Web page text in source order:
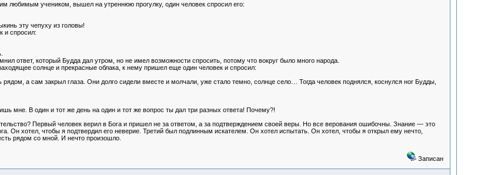
любимым учеником, вышел на утреннюю прогулку, один человек спросил его:
эту чепуху из головы!
и спросил:
ответ, который Будда дал утром, но не имел возможности спросить, потому что вокруг было много народа.
солнце и прекрасные облака, к нему пришел еще один человек и спросил:
а сам закрыл глаза. Они долго сидели вместе и молчали, уже стало темно, солнце село… Тогда человек поднялся, коснулся ног Будды,
мне. В один и тот же день на один и тот же вопрос ты дал три разных ответа! Почему?!
Первый человек верил в Бога и пришел не за ответом, а за подтверждением своей веры. Но все верования ошибочны. Знание — это
Он хотел, чтобы я подтвердил его неверие. Третий был подлинным искателем. Он хотел испытать. Он хотел, чтобы я открыл ему нечто,
рядом со мной. И нечто произошло.
Записан